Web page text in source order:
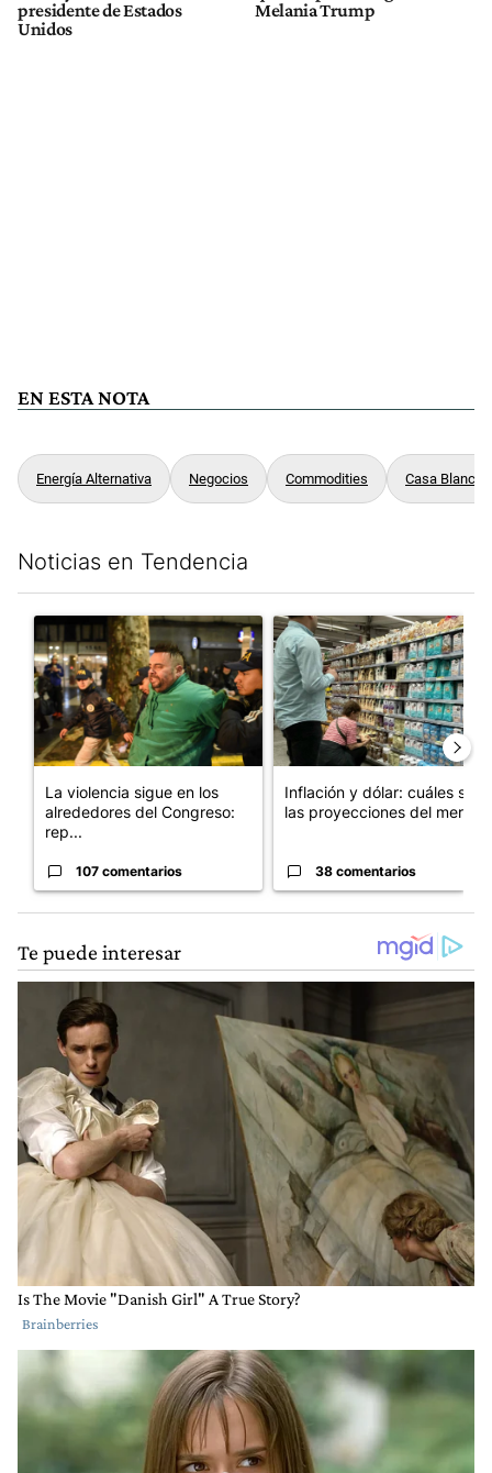
presidente de Estados
Unidos
Melania Trump
EN ESTA NOTA
Energía Alternativa Negocios Commodities Casa Blanca
Noticias en Tendencia
Un artículo de tendencia con el título "La violencia sigue en
La violencia sigue en los
alrededores del Congreso:
rep...
107 comentarios
Un artículo de tendencia con
Inflación y dólar: cuáles son
las proyecciones del merc...
38 comentarios